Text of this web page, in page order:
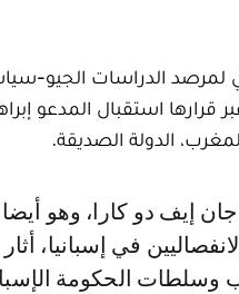
الدراسات الجيو-
قرارها استقبال المدعو
الدولة الصديقة.
في إسبانيا،
وسلطات الحكومة